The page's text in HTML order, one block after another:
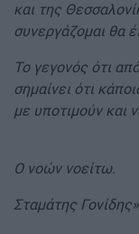
και της
συνεργάζομαι θα
Το γεγονός ότι
σημαίνει ότι
με υποτιμούν και
Ο νοών νοείτω.
Σταμάτης